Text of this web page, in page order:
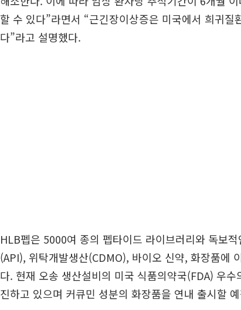
할 수 있다”라면서 “근긴장이상증은 미국에서 희귀
다”라고 설명했다.
HLB펩은 5000여 종의 펩타이드 라이브러리와 독보
(API), 위탁개발생산(CDMO), 바이오 신약, 화장품에
다. 현재 오송 생산설비의 미국 식품의약국(FDA) 우
진하고 있으며 커큐민 성분의 화장품을 연내 출시할